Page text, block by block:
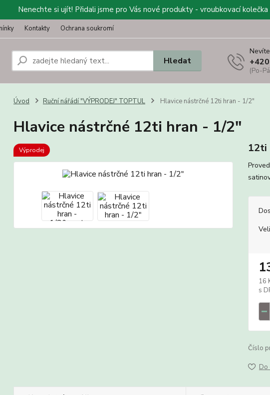
Nenechte si ujít! Přidali jsme pro Vás nové produkty - vroubkovací kolečka
Kontakty Ochrana soukromí
Hledat
(Po-
Úvod Ruční nářádí "VÝPRODEJ" TOPTUL Hlavice nástrčné 12ti hran - 1/2"
Hlavice nástrčné 12ti hran - 1/2"
Výprodej 12ti
16
Číslo
Do